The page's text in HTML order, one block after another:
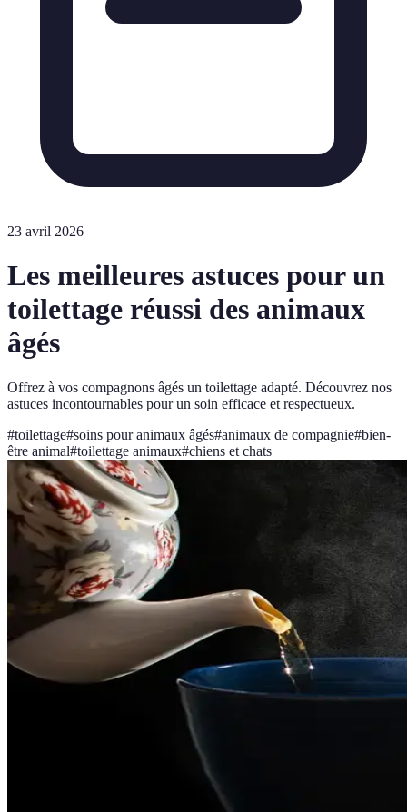
23 avril 2026
Les meilleures astuces pour un
toilettage réussi des animaux
âgés
Offrez à vos compagnons âgés un toilettage adapté. Découvrez nos
astuces incontournables pour un soin efficace et respectueux.
#toilettage#soins pour animaux âgés#animaux de compagnie#bien-
être animal#toilettage animaux#chiens et chats